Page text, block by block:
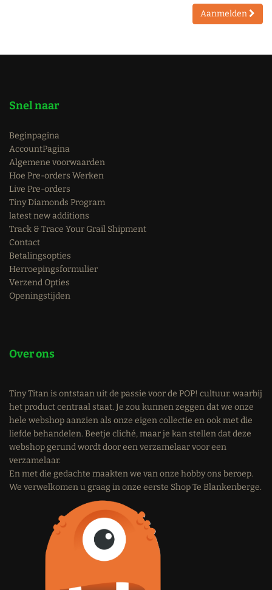
Aanmelden
Snel naar
Beginpagina
AccountPagina
Algemene voorwaarden
Hoe Pre-orders Werken
Live Pre-orders
Tiny Diamonds Program
latest new additions
Track & Trace Your Grail Shipment
Contact
Betalingsopties
Herroepingsformulier
Verzend Opties
Openingstijden
Over ons
Tiny Titan is ontstaan uit de passie voor de POP! cultuur. waarbij
het product centraal staat. Je zou kunnen zeggen dat we onze
hele webshop aanzien als onze eigen collectie en ook met die
liefde behandelen. Beetje cliché, maar je kan stellen dat deze
webshop gerund wordt door een verzamelaar voor een
verzamelaar.
En met die gedachte maakten we van onze hobby ons beroep.
We verwelkomen u graag in onze eerste Shop Te Blankenberge.